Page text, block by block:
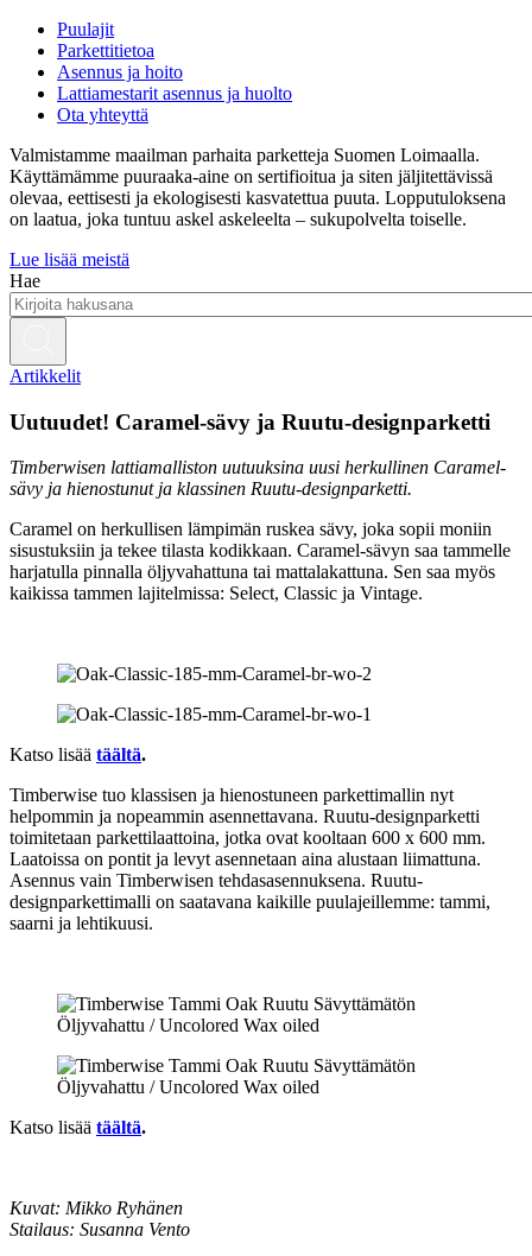
Puulajit
Parkettitietoa
Asennus ja hoito
Lattiamestarit asennus ja huolto
Ota yhteyttä
Valmistamme maailman parhaita parketteja Suomen Loimaalla.
Käyttämämme puuraaka-aine on sertifioitua ja siten jäljitettävissä
olevaa, eettisesti ja ekologisesti kasvatettua puuta. Lopputuloksena
on laatua, joka tuntuu askel askeleelta – sukupolvelta toiselle.
Lue lisää meistä
Hae
Artikkelit
Uutuudet! Caramel-sävy ja Ruutu-designparketti
Timberwisen lattiamalliston uutuuksina uusi herkullinen Caramel-
sävy ja hienostunut ja klassinen Ruutu-designparketti.
Caramel on herkullisen lämpimän ruskea sävy, joka sopii moniin
sisustuksiin ja tekee tilasta kodikkaan. Caramel-sävyn saa tammelle
harjatulla pinnalla öljyvahattuna tai mattalakattuna. Sen saa myös
kaikissa tammen lajitelmissa: Select, Classic ja Vintage.
Katso lisää täältä.
Timberwise tuo klassisen ja hienostuneen parkettimallin nyt
helpommin ja nopeammin asennettavana. Ruutu-designparketti
toimitetaan parkettilaattoina, jotka ovat kooltaan 600 x 600 mm.
Laatoissa on pontit ja levyt asennetaan aina alustaan liimattuna.
Asennus vain Timberwisen tehdasasennuksena. Ruutu-
designparkettimalli on saatavana kaikille puulajeillemme: tammi,
saarni ja lehtikuusi.
Katso lisää täältä.
Kuvat: Mikko Ryhänen
Stailaus: Susanna Vento